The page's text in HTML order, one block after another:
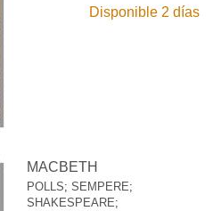
Disponible 2 días
MACBETH
POLLS; SEMPERE;
SHAKESPEARE;